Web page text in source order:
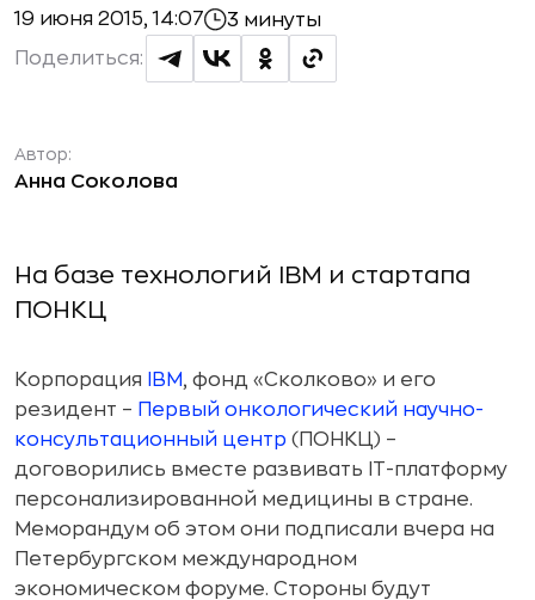
19 июня 2015, 14:07 3 минуты
Поделиться:
Автор:
Анна Соколова
На базе технологий IBM и стартапа
ПОНКЦ
Корпорация IBM, фонд «Сколково» и его
резидент – Первый онкологический научно-
консультационный центр (ПОНКЦ) –
договорились вместе развивать IT-платформу
персонализированной медицины в стране.
Меморандум об этом они подписали вчера на
Петербургском международном
экономическом форуме. Стороны будут